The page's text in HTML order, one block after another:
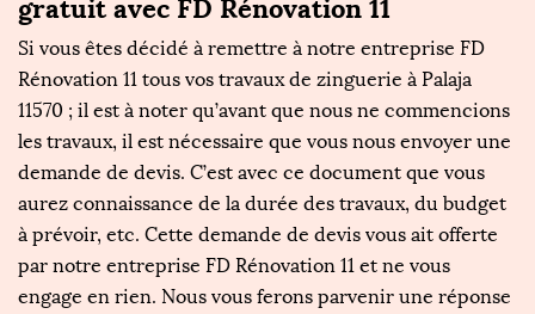
gratuit avec FD Rénovation 11
Si vous êtes décidé à remettre à notre entreprise FD
Rénovation 11 tous vos travaux de zinguerie à Palaja
11570 ; il est à noter qu’avant que nous ne commencions
les travaux, il est nécessaire que vous nous envoyer une
demande de devis. C’est avec ce document que vous
aurez connaissance de la durée des travaux, du budget
à prévoir, etc. Cette demande de devis vous ait offerte
par notre entreprise FD Rénovation 11 et ne vous
engage en rien. Nous vous ferons parvenir une réponse